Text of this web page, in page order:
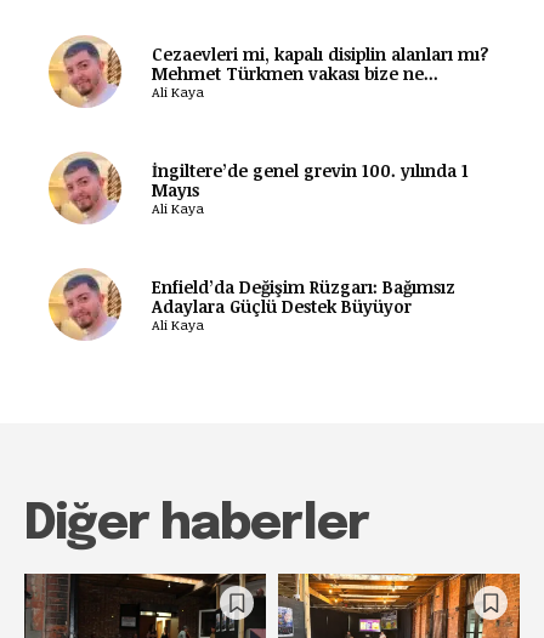
Cezaevleri mi, kapalı disiplin alanları mı?
Mehmet Türkmen vakası bize ne...
Ali Kaya
İngiltere’de genel grevin 100. yılında 1
Mayıs
Ali Kaya
Enfield’da Değişim Rüzgarı: Bağımsız
Adaylara Güçlü Destek Büyüyor
Ali Kaya
Diğer haberler